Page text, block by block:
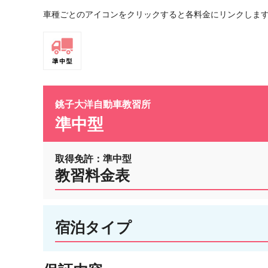
車種ごとのアイコンをクリックすると各料金にリンクしま
銚子大洋自動車教習所
準中型
取得免許：準中型
教習料金表
宿泊タイプ